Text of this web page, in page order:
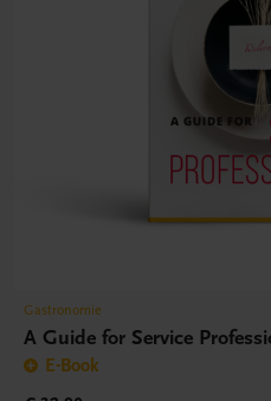
Gastronomie
A Guide for Service
E-Book